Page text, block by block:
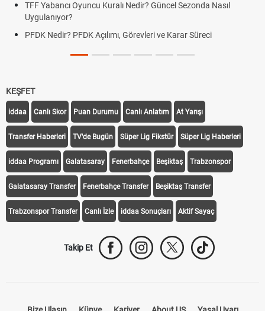
TFF Yabancı Oyuncu Kuralı Nedir? Güncel Sezonda Nasıl
Uygulanıyor?
PFDK Nedir? PFDK Açılımı, Görevleri ve Karar Süreci
KEŞFET
iddaa Canlı Skor Puan Durumu Canlı Anlatım At Yarışı
Transfer Haberleri TV'de Bugün Süper Lig Fikstür Süper Lig Haberleri
iddaa Programı Galatasaray Fenerbahçe Beşiktaş Trabzonspor
Galatasaray Transfer Fenerbahçe Transfer Beşiktaş Transfer
Trabzonspor Transfer Canlı İzle iddaa Sonuçları Aktif Sayaç
Takip Et